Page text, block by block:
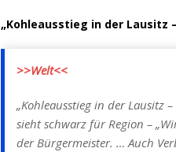
„Kohleausstieg in der Lausitz
>>Welt<<
„Kohleausstieg in der Lausitz
sieht schwarz für Region –
der Bürgermeister. … Auch